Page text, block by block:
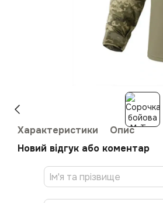
Характеристики
Опис
Новий відгук або коментар